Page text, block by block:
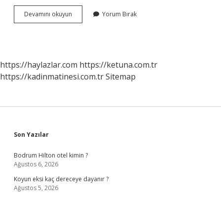
Devamını okuyun Bolşevik
Ihtilali
Yorum Bırak
https://haylazlar.com https://ketuna.com.tr
https://kadinmatinesi.com.trSitemap
Sidebar
Son Yazılar
Bodrum Hilton otel kimin ?
Ağustos 6, 2026
Koyun eksi kaç dereceye dayanır ?
Ağustos 5, 2026